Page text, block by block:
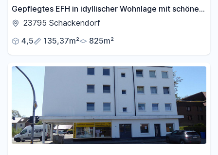
Gepflegtes EFH in idyllischer Wohnlage mit schönem
Garten nahe Bad Segeberg
23795 Schackendorf
4,5
135,37m² 825m²